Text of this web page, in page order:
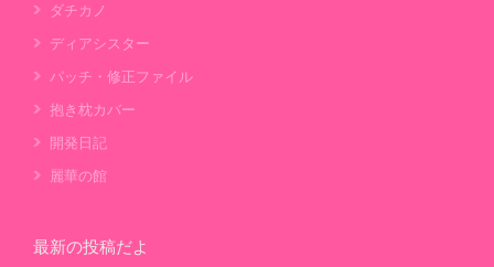
ダチカノ
ディアシスター
パッチ・修正ファイル
抱き枕カバー
開発日記
麗華の館
最新の投稿だよ